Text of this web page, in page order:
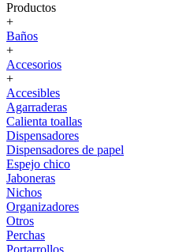
Productos
+
Baños
+
Accesorios
+
Accesibles
Agarraderas
Calienta toallas
Dispensadores
Dispensadores de papel
Espejo chico
Jaboneras
Nichos
Organizadores
Otros
Perchas
Portarrollos